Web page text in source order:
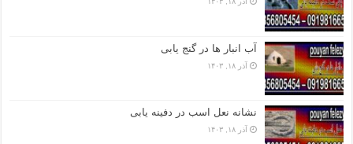
آب انبار ها در گنج یابی
آذر ۱۸, ۱۴۰۳
نشانه نعل اسب در دفینه یابی
آذر ۱۸, ۱۴۰۳